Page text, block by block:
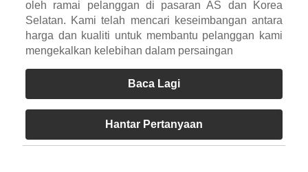
oleh ramai pelanggan di pasaran AS dan Korea
Selatan. Kami telah mencari keseimbangan antara
harga dan kualiti untuk membantu pelanggan kami
mengekalkan kelebihan dalam persaingan
Baca Lagi
Hantar Pertanyaan